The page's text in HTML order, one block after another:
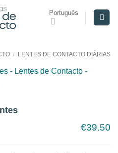
Português
/ LENTES DE CONTACTO DIÁRIAS
€39.50